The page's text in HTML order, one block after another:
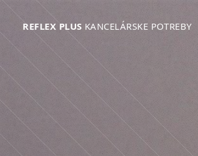
REFLEX PLUS KANCELÁRSKE POTREBY